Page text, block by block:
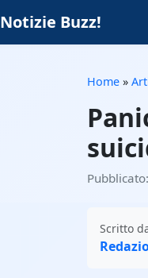
Notizie Buzz!
Home »
Scritto